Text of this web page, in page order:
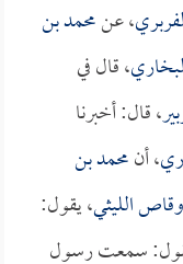
، عنمحمد بن
، قال في
، قال: أخبرنا
، أنمحمد بن
الليثي، يقول:
سمعت رسول